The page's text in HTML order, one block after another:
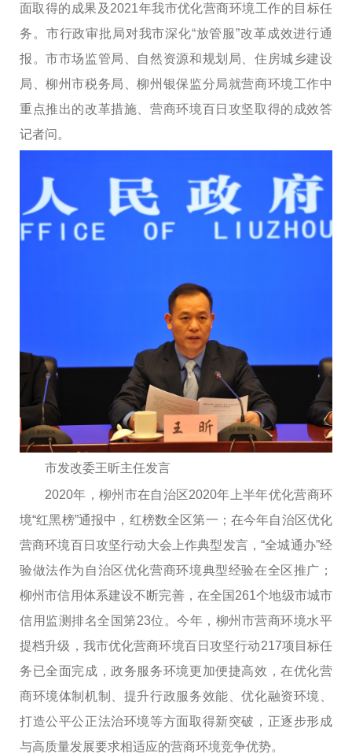
面取得的 成果及2021年我市优化营商环境工作的目标任
务。市行政审批局对我市深化“放管服”改革成效进行通
报。市市场监管局、自然资源和规划局、住房城乡建设
局、柳州市税务局、柳州银保监分局就营商环境工作中
重点推出的改革措施、营商环境百日攻坚取得的成效答
记者问。
市发改委王昕主任发言
2020年，柳州市在自治区2020年 上半年优化营商环
境“红黑榜”通报中，红榜数全区第一 ； 在今年自治区优化
营商环境百日攻坚行动大会上作典型发言，“全城通办”经
验做法作为自治区优化营商环境典型经验在全区推广；
柳州市信用体系建设不断完善， 在全国 261个地级市城市
信用监测排名全国第23位 。今年， 柳州市营商环境水平
提档升级， 我市优化营商环境百日攻坚行动217项 目标任
务已全面完成 ，政务服务环境更加便捷高效 ，在优化营
商环境体制机制、提升行政服务效能、优化融资环境、
打造公平公正法治环境等方面取得新突破， 正逐步形成
与高质量发展要求相适应的营商环境竞争优势。